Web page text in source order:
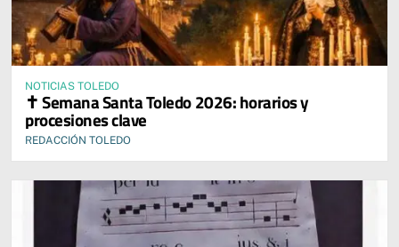
NOTICIAS TOLEDO
✝️ Semana Santa Toledo 2026: horarios y
procesiones clave
REDACCIÓN TOLEDO